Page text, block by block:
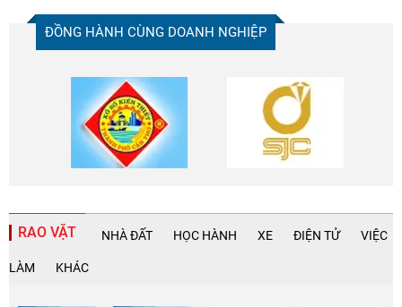
ĐỒNG HÀNH CÙNG DOANH NGHIỆP
RAO VẶT NHÀ ĐẤT HỌC HÀNH XE ĐIỆN TỬ VIỆC
LÀM KHÁC